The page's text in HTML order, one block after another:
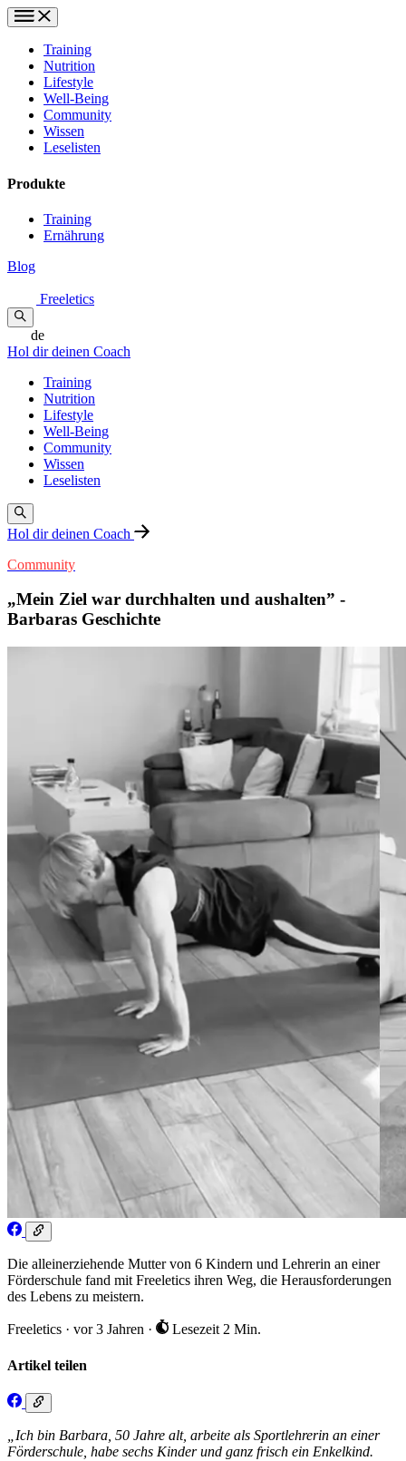
Training
Nutrition
Lifestyle
Well-Being
Community
Wissen
Leselisten
Produkte
Training
Ernährung
Blog
Freeletics
de
Hol dir deinen Coach
Training
Nutrition
Lifestyle
Well-Being
Community
Wissen
Leselisten
Hol dir deinen Coach
Community
„Mein Ziel war durchhalten und aushalten” -
Barbaras Geschichte
Die alleinerziehende Mutter von 6 Kindern und Lehrerin an einer
Förderschule fand mit Freeletics ihren Weg, die Herausforderungen
des Lebens zu meistern.
Freeletics · vor 3 Jahren · Lesezeit 2 Min.
Artikel teilen
„Ich bin Barbara, 50 Jahre alt, arbeite als Sportlehrerin an einer
Förderschule, habe sechs Kinder und ganz frisch ein Enkelkind.